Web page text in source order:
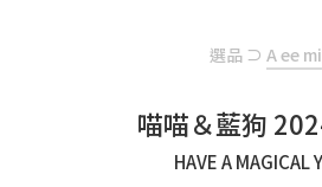
選品⊃ A ee mi
喵喵＆藍狗
HAVE A MAGICAL